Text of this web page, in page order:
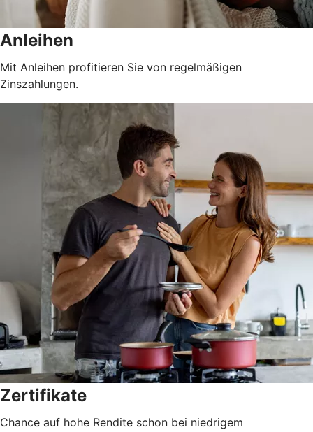
Anleihen
Mit Anleihen profitieren Sie von regelmäßigen
Zinszahlungen.
Zertifikate
Chance auf hohe Rendite schon bei niedrigem